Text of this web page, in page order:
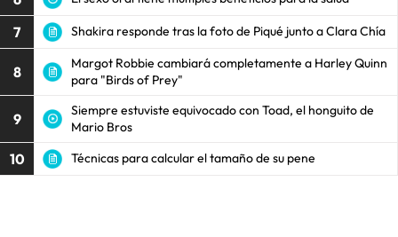
7 Shakira responde tras la foto de Piqué junto a Clara Chía
8
Margot Robbie cambiará completamente a Harley Quinn
para "Birds of Prey"
9
Siempre estuviste equivocado con Toad, el honguito de
Mario Bros
10 Técnicas para calcular el tamaño de su pene